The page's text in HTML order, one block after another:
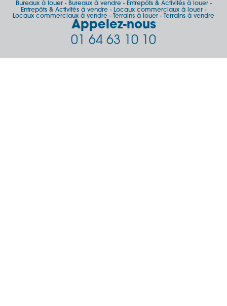
Bureaux à louer- Bureaux à vendre- Entrepôts & Activités à louer-
Entrepôts & Activités à vendre - Locaux commerciaux à louer -
Locaux commerciaux à vendre - Terrains à louer - Terrains à vendre
Appelez-nous
01 64 63 10 10